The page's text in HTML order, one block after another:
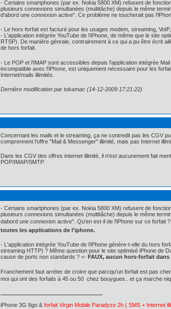
- Certains smartphones (par ex. Nokia 5800 XM) refusent de
plusieurs connexions simultanées (multitâche) depuis le même
d'abord une connexion active". Ce problème ne toucherait pas
- Le hors-forfait est facturé pour les usages modem, streaming, VoIP,
- L'application intégrée YouTube de l'iPhone, de même que le site
RTSP). De manière génrale, contrairement à ce qui a pu être écrit
de hors forfait.
- Le POP et l'IMAP sont accessibles depuis l'application intégrée
incompatible avec l'iPhone, est uniquement nécessaire pour les
Internet/mails illimités.
Dernière modification par tokamac (14-12-2009 17:21:22)
Concernant les mails et le streaming, ça ne contredit pas les CGV
comprennent l'offre "Mail & Messenger" illimité, mais pas Internet
Dans les CGV des offres internet illimité, il n'est aucunement fait
POP/IMAP/SMTP.
- Certains smartphones (par ex. Nokia 5800 XM) refusent de
plusieurs connexions simultanées (multitâche) depuis le même
dabord une connexion active". Qu'en est-il de l'iPhone sur ce forfait
toutes les applications de l'iphone.
- L'application intégrée YouTube de l'iPhone génère-t-elle du hors
streaming HTTP) ? Même question pour le site optimisé iPhone de
cause de ports non standards ? <- FAUX, aucun hors-forfait
Franchement faut arréter de croire que parcqu'un forfait est pas
moi qui ont des forfaits à 45 ou 50  chez bouygues.. et ça marche
iPhone 3G 8go & forfait Virgin Mobile Paradyze 2h ( SMS + Internet